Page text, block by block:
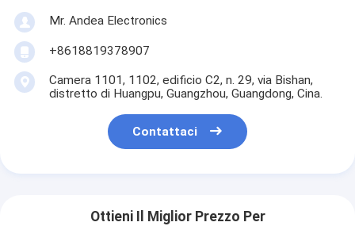
Mr. Andea Electronics
+8618819378907
Camera 1101, 1102, edificio C2, n. 29, via Bishan,
distretto di Huangpu, Guangzhou, Guangdong, Cina.
Contattaci
Ottieni Il Miglior Prezzo Per